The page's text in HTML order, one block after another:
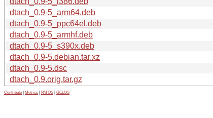
dtach_0.9-5_arm64.deb
dtach_0.9-5_ppc64el.deb
dtach_0.9-5_armhf.deb
dtach_0.9-5_s390x.deb
dtach_0.9-5.debian.tar.xz
dtach_0.9-5.dsc
dtach_0.9.orig.tar.gz
Contribute Metrics PATOS GELOS